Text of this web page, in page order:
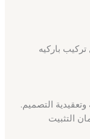
باركيه
التصميم.
التثبيت